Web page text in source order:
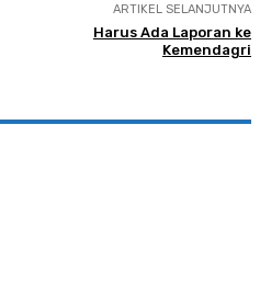
ARTIKEL SELANJUTNYA
Harus Ada Laporan ke
Kemendagri